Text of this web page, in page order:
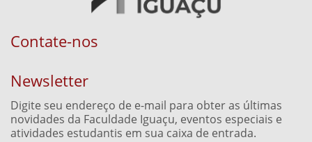
Contate-nos
Newsletter
Digite seu endereço de e-mail para obter as últimas
novidades da Faculdade Iguaçu, eventos especiais e
atividades estudantis em sua caixa de entrada.